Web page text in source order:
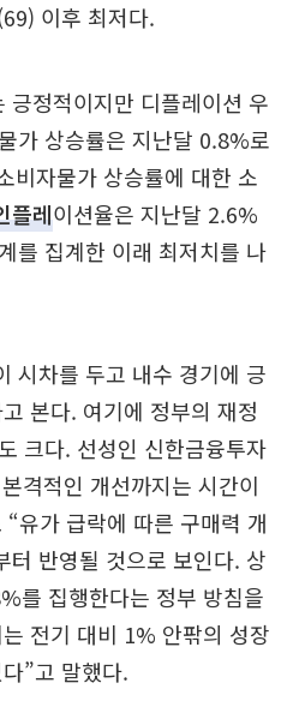
이후 최저다.
긍정적이지만 디플레이션 우
가 상승률은 지난달 0.8%로
비자물가 상승률에 대한 소
플레이션율은 지난달 2.6%
를 집계한 이래 최저치를 나
시차를 두고 내수 경기에 긍
본다. 여기에 정부의 재정
크다. 선성인 신한금융투자
격적인 개선까지는 시간이
유가 급락에 따른 구매력 개
터 반영될 것으로 보인다. 상
를 집행한다는 정부 방침을
전기 대비 1% 안팎의 성장
”고 말했다.